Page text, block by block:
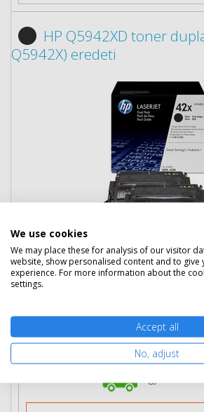
HP Q5942XD toner
Q5942X) eredeti
151 790 Ft (bruttó 192
3 db-tól146 590 Ft (bruttó 186
Rendelésre Mikor
We use cookies
We may place these for analysis of our visitor
website, show personalised content and to give
experience. For more information about the
settings.
Accept all
No, adjust